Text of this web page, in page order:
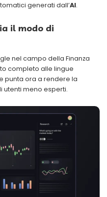
generati dall’AI.
il modo di
nel campo della Finanza
completo alle lingue
punta ora a rendere la
utenti meno esperti.